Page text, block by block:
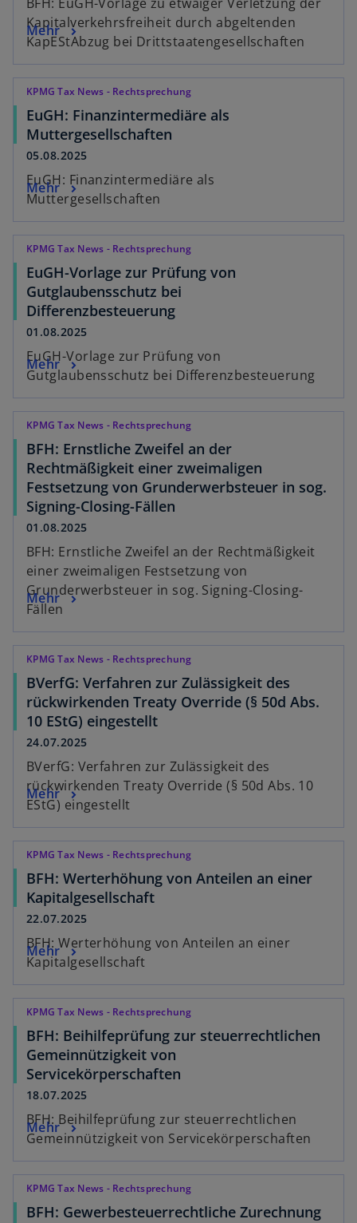
Kapitalverkehrsfreiheit durch abgeltenden
KapEStAbzug bei Drittstaatengesellschaften
Mehr
KPMG Tax News - Rechtsprechung
EuGH: Finanzintermediäre als
Muttergesellschaften
05.08.2025
EuGH: Finanzintermediäre als
Muttergesellschaften
Mehr
KPMG Tax News - Rechtsprechung
EuGH-Vorlage zur Prüfung von
Gutglaubensschutz bei
Differenzbesteuerung
01.08.2025
EuGH-Vorlage zur Prüfung von
Gutglaubensschutz bei Differenzbesteuerung
Mehr
KPMG Tax News - Rechtsprechung
BFH: Ernstliche Zweifel an der
Rechtmäßigkeit einer zweimaligen
Festsetzung von Grunderwerbsteuer in sog.
Signing-Closing-Fällen
01.08.2025
BFH: Ernstliche Zweifel an der Rechtmäßigkeit
einer zweimaligen Festsetzung von
Grunderwerbsteuer in sog. Signing-Closing-
Fällen
Mehr
KPMG Tax News - Rechtsprechung
BVerfG: Verfahren zur Zulässigkeit des
rückwirkenden Treaty Override (§ 50d Abs.
10 EStG) eingestellt
24.07.2025
BVerfG: Verfahren zur Zulässigkeit des
rückwirkenden Treaty Override (§ 50d Abs. 10
EStG) eingestellt
Mehr
KPMG Tax News - Rechtsprechung
BFH: Werterhöhung von Anteilen an einer
Kapitalgesellschaft
22.07.2025
BFH: Werterhöhung von Anteilen an einer
Kapitalgesellschaft
Mehr
KPMG Tax News - Rechtsprechung
BFH: Beihilfeprüfung zur steuerrechtlichen
Gemeinnützigkeit von
Servicekörperschaften
18.07.2025
BFH: Beihilfeprüfung zur steuerrechtlichen
Gemeinnützigkeit von Servicekörperschaften
Mehr
KPMG Tax News - Rechtsprechung
BFH: Gewerbesteuerrechtliche Zurechnung